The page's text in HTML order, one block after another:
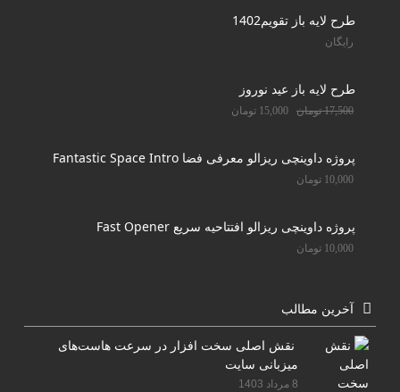
طرح لایه باز تقویم1402
رایگان
طرح لایه باز عید نوروز
17,500 تومان 15,000 تومان
پروژه داوینچی ریزالو معرفی فضا Fantastic Space Intro
10,000 تومان
پروژه داوینچی ریزالو افتتاحیه سریع Fast Opener
10,000 تومان
آخرین مطالب
نقش اصلی سخت افزار در سرعت هاست‌های
میزبانی سایت
8 مرداد 1403